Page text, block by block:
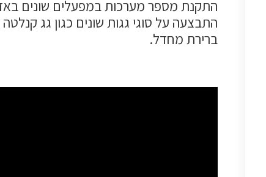
התבצעה על סוגי גגות שונים כגון גג
ברירת מחדל.